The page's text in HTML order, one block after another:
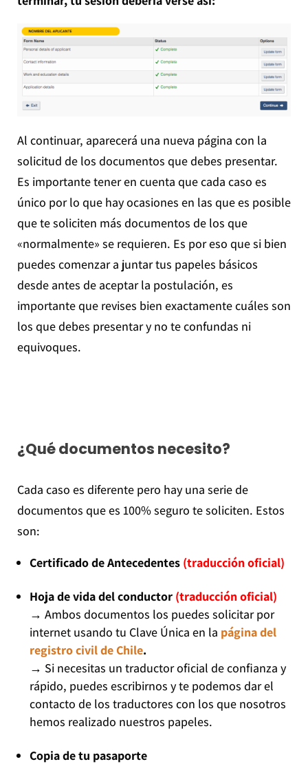
Al continuar, aparecerá una nueva página con la
solicitud de los documentos que debes presentar.
Es importante tener en cuenta que cada caso es
único por lo que hay ocasiones en las que es posible
que te soliciten más documentos de los que
«normalmente» se requieren. Es por eso que si bien
puedes comenzar a juntar tus papeles básicos
desde antes de aceptar la postulación, es
importante que revises bien exactamente cuáles son
los que debes presentar y no te confundas ni
equivoques.
¿Qué documentos necesito?
Cada caso es diferente pero hay una serie de
documentos que es 100% seguro te soliciten. Estos
son:
Certificado de Antecedentes (traducción oficial)
Hoja de vida del conductor (traducción oficial)
→ Ambos documentos los puedes solicitar por
internet usando tu Clave Única en la página del
registro civil de Chile.
→ Si necesitas un traductor oficial de confianza y
rápido, puedes escribirnos y te podemos dar el
contacto de los traductores con los que nosotros
hemos realizado nuestros papeles.
Copia de tu pasaporte